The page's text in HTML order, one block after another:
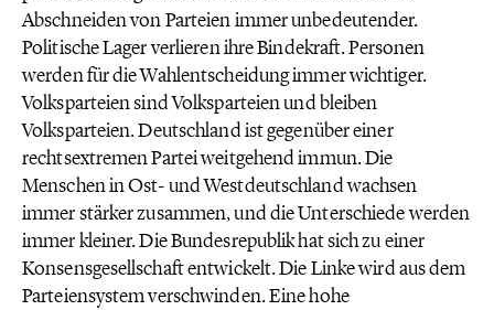
Abschneiden von Parteien immer unbedeutender.
Politische Lager verlieren ihre Bindekraft. Personen
werden für die Wahlentscheidung immer wichtiger.
Volksparteien sind Volksparteien und bleiben
Volksparteien. Deutschland ist gegenüber einer
rechtsextremen Partei weitgehend immun. Die
Menschen in Ost- und Westdeutschland wachsen
immer stärker zusammen, und die Unterschiede werden
immer kleiner. Die Bundesrepublik hat sich zu einer
Konsensgesellschaft entwickelt. Die Linke wird aus dem
Parteiensystem verschwinden. Eine hohe